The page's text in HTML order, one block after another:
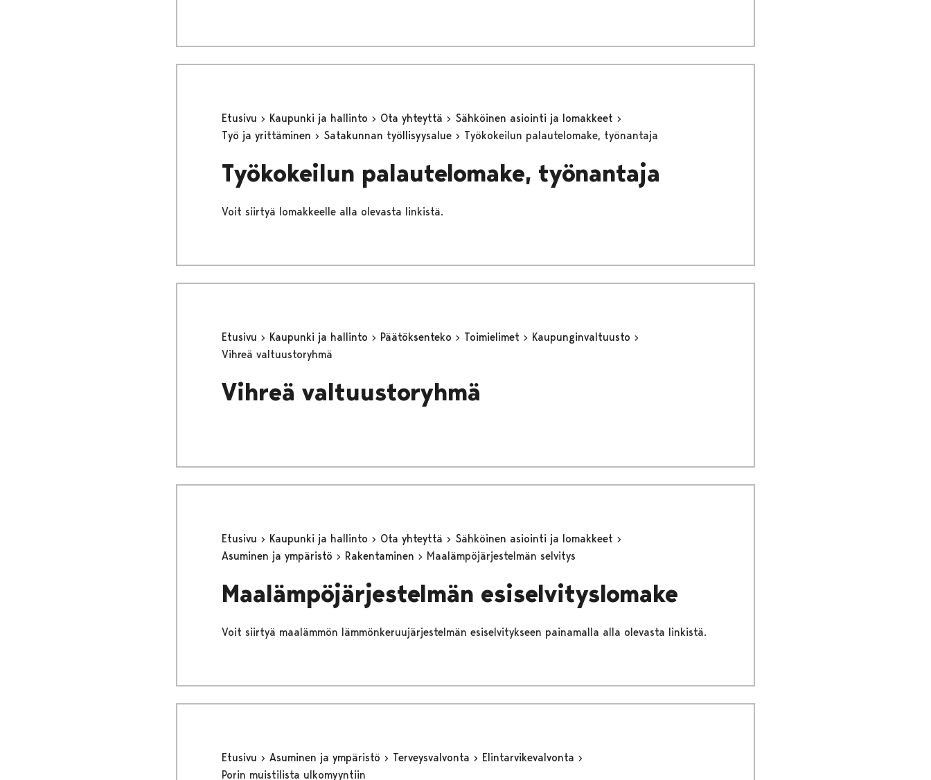
Etusivu Kaupunki ja hallinto Ota yhteyttä
Sähköinen asiointi ja lomakkeet
Työ ja yrittäminen
Satakunnan työllisyysalue Työkokeilun palautelomake, työnantaja
Työkokeilun palautelomake, työnantaja
Voit siirtyä lomakkeelle alla olevasta linkistä.
Etusivu Kaupunki ja hallinto Päätöksenteko Toimielimet
Kaupunginvaltuusto
Vihreä valtuustoryhmä
Vihreä valtuustoryhmä
Etusivu Kaupunki ja hallinto Ota yhteyttä
Sähköinen asiointi ja lomakkeet
Asuminen ja ympäristö
Rakentaminen Maalämpöjärjestelmän selvitys
Maalämpöjärjestelmän esiselvityslomake
Voit siirtyä maalämmön lämmönkeruujärjestelmän esiselvitykseen painamalla alla olevasta linkistä.
Etusivu Asuminen ja ympäristö Terveysvalvonta
Elintarvikevalvonta
Porin muistilista ulkomyyntiin